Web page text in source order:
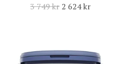
3 749 kr 2 624 kr